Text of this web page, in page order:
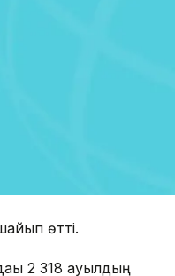
өтті.
2 318 ауылдың